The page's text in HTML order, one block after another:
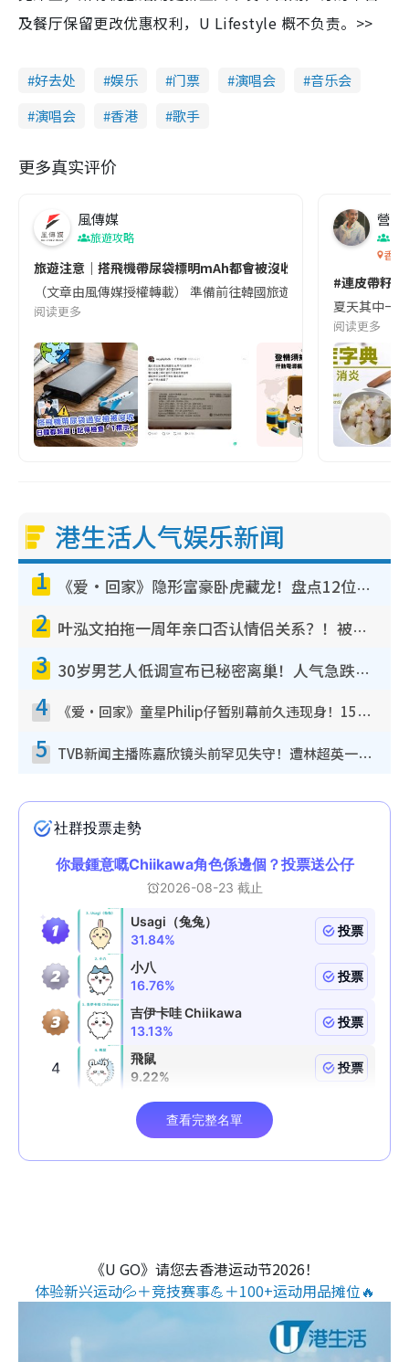
及餐厅保留更改优惠权利，U Lifestyle 概不负责。>>
好去处 娱乐 门票 演唱会
音乐会
演唱会
香港 歌手
更多真实评价
風傳媒
旅遊攻略
旅遊注意｜搭飛機帶尿袋標明mAh都會被沒收😱出發前切記檢查
（文章由風傳媒授權轉載） 準備前往韓國旅遊的民眾，近期要
阅读更多
營養
香港
#連皮帶籽
夏天其中一
阅读更多
港生活人气娱乐新闻
1 《爱·回家》隐形富豪卧虎藏龙！盘点12位财气逼人的有钱艺人：这位美女3亿身家不愁做
2 叶泓文拍拖一周年亲口否认情侣关系？！被质疑感情造假竟称GM“普通同事”
3 30岁男艺人低调宣布已秘密离巢！人气急跌变失踪人口：“这几年过得并不容易”
4 《爱·回家》童星Philip仔暂别幕前久违现身！15岁近况暴风成长长高变帅气少年
5 TVB新闻主播陈嘉欣镜头前罕见失守！遭林超英一句话突袭吓坏当场大笑
《U GO》请您去香港运动节2026！
体验新兴运动💦＋竞技赛事💪＋100+运动用品摊位🔥